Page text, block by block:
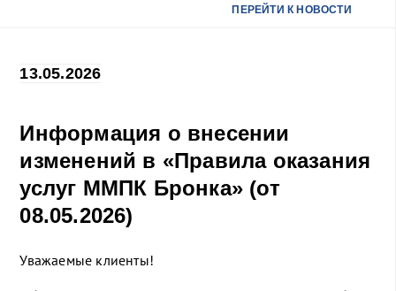
ПЕРЕЙТИ К НОВОСТИ
13.05.2026
Информация о внесении
изменений в «Правила оказания
услуг ММПК Бронка» (от
08.05.2026)
Уважаемые клиенты!